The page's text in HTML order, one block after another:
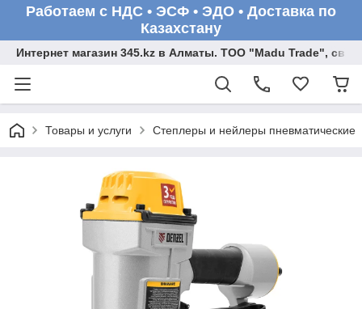
Работаем с НДС • ЭСФ • ЭДО • Доставка по
Казахстану
Интернет магазин 345.kz в Алматы. ТОО "Madu Trade",
Товары и услуги Степлеры и нейлеры пневматические